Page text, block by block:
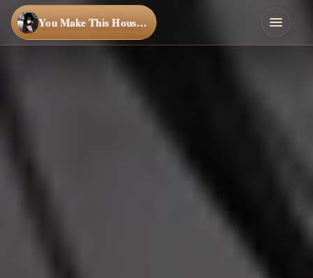
You Make This House a Home